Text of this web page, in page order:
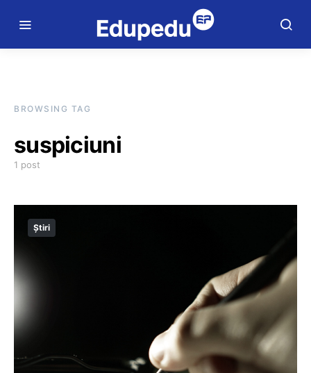
BROWSING TAG
suspiciuni
1 post
Știri